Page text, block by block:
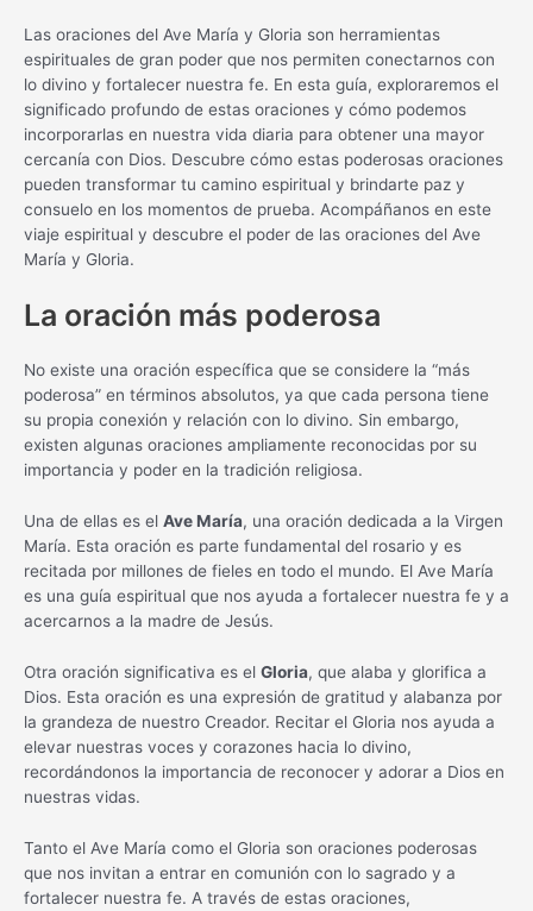
Las oraciones del Ave María y Gloria son herramientas
espirituales de gran poder que nos permiten conectarnos con
lo divino y fortalecer nuestra fe. En esta guía, exploraremos el
significado profundo de estas oraciones y cómo podemos
incorporarlas en nuestra vida diaria para obtener una mayor
cercanía con Dios. Descubre cómo estas poderosas oraciones
pueden transformar tu camino espiritual y brindarte paz y
consuelo en los momentos de prueba. Acompáñanos en este
viaje espiritual y descubre el poder de las oraciones del Ave
María y Gloria.
La oración más poderosa
No existe una oración específica que se considere la “más
poderosa” en términos absolutos, ya que cada persona tiene
su propia conexión y relación con lo divino. Sin embargo,
existen algunas oraciones ampliamente reconocidas por su
importancia y poder en la tradición religiosa.
Una de ellas es el Ave María, una oración dedicada a la Virgen
María. Esta oración es parte fundamental del rosario y es
recitada por millones de fieles en todo el mundo. El Ave María
es una guía espiritual que nos ayuda a fortalecer nuestra fe y a
acercarnos a la madre de Jesús.
Otra oración significativa es el Gloria, que alaba y glorifica a
Dios. Esta oración es una expresión de gratitud y alabanza por
la grandeza de nuestro Creador. Recitar el Gloria nos ayuda a
elevar nuestras voces y corazones hacia lo divino,
recordándonos la importancia de reconocer y adorar a Dios en
nuestras vidas.
Tanto el Ave María como el Gloria son oraciones poderosas
que nos invitan a entrar en comunión con lo sagrado y a
fortalecer nuestra fe. A través de estas oraciones,